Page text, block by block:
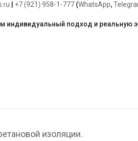
+7 (921) 958-1-777 (WhatsApp,
индивидуальный подход и реальную
изоляции.